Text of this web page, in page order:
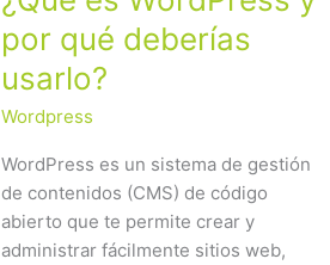
por qué deberías
usarlo?
Wordpress
WordPress es un sistema de gestión
de contenidos (CMS) de código
abierto que te permite crear y
administrar fácilmente sitios web,
es
WordPress
y
por
deberías
usarlo?